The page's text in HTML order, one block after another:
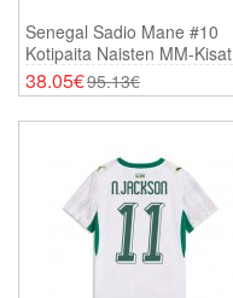
Senegal Sadio Mane #10
Kotipaita Naisten MM-Kisat
2026 Lyhythihainen
38.05€95.13€